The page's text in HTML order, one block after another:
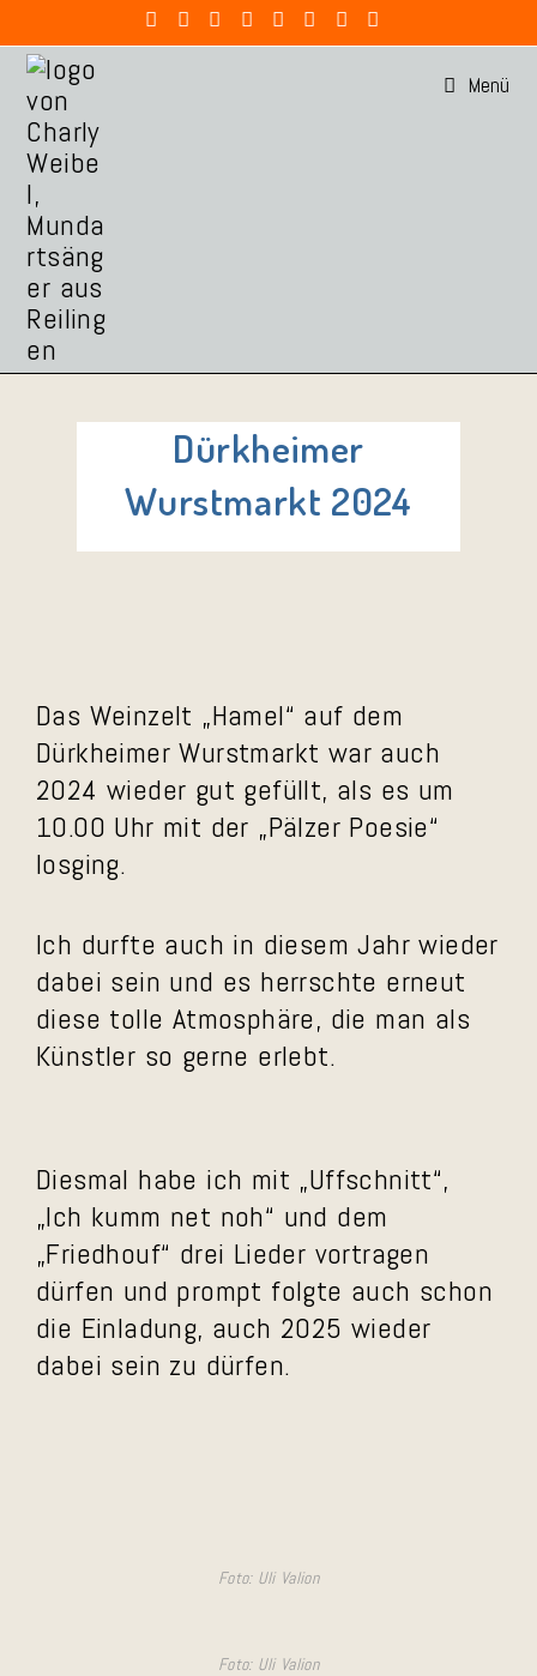
Menü
Dürkheimer
Wurstmarkt 2024
Das Weinzelt „Hamel“ auf dem
Dürkheimer Wurstmarkt war auch
2024 wieder gut gefüllt, als es um
10.00 Uhr mit der „Pälzer Poesie“
losging.
Ich durfte auch in diesem Jahr wieder
dabei sein und es herrschte erneut
diese tolle Atmosphäre, die man als
Künstler so gerne erlebt.
Diesmal habe ich mit „Uffschnitt“,
„Ich kumm net noh“ und dem
„Friedhouf“ drei Lieder vortragen
dürfen und prompt folgte auch schon
die Einladung, auch 2025 wieder
dabei sein zu dürfen.
Foto: Uli Valion
Foto: Uli Valion